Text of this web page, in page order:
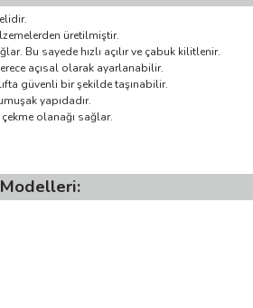
üretilmiştir.
Bu sayede hızlı açılır ve çabuk kilitlenir.
açısal olarak ayarlanabilir.
güvenli bir şekilde taşınabilir.
yapıdadır.
olanağı sağlar.